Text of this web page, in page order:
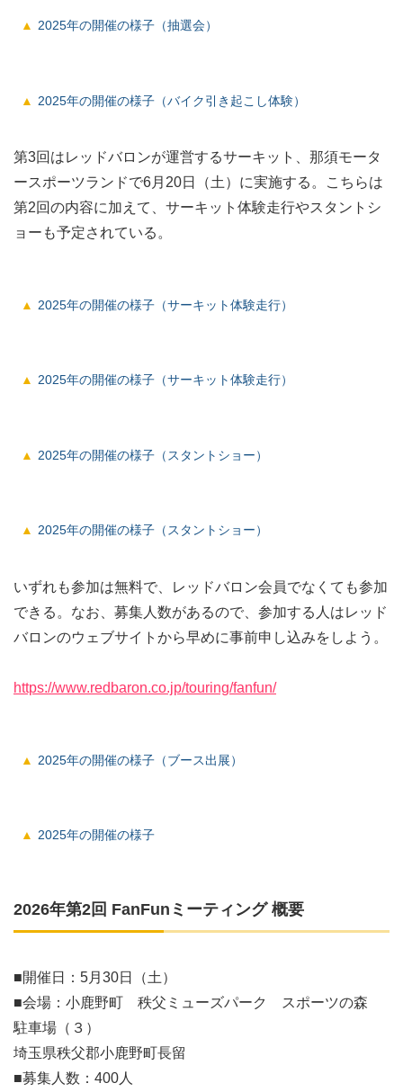
2025年の開催の様子（抽選会）
2025年の開催の様子（バイク引き起こし体験）
第3回はレッドバロンが運営するサーキット、那須モータ
ースポーツランドで6月20日（土）に実施する。こちらは
第2回の内容に加えて、サーキット体験走行やスタントシ
ョーも予定されている。
2025年の開催の様子（サーキット体験走行）
2025年の開催の様子（サーキット体験走行）
2025年の開催の様子（スタントショー）
2025年の開催の様子（スタントショー）
いずれも参加は無料で、レッドバロン会員でなくても参加
できる。なお、募集人数があるので、参加する人はレッド
バロンのウェブサイトから早めに事前申し込みをしよう。
https://www.redbaron.co.jp/touring/fanfun/
2025年の開催の様子（ブース出展）
2025年の開催の様子
2026年第2回 FanFunミーティング 概要
■開催日：5月30日（土）
■会場：小鹿野町 秩父ミューズパーク スポーツの森
駐車場（３）
埼玉県秩父郡小鹿野町長留
■募集人数：400人